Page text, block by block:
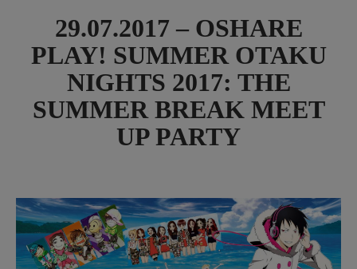
29.07.2017 – OSHARE
PLAY! SUMMER OTAKU
NIGHTS 2017: THE
SUMMER BREAK MEET
UP PARTY